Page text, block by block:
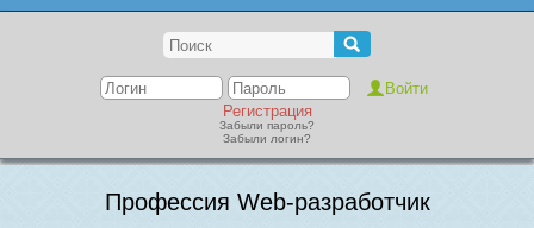
Регистрация
Забыли пароль?
Забыли логин?
Профессия Web-разработчик